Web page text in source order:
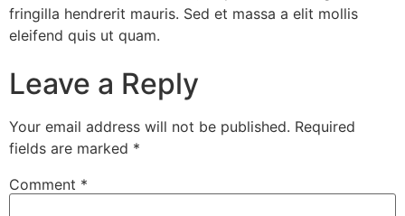
fringilla hendrerit mauris. Sed et massa a elit mollis
eleifend quis ut quam.
Leave a Reply
Your email address will not be published. Required
fields are marked *
Comment *